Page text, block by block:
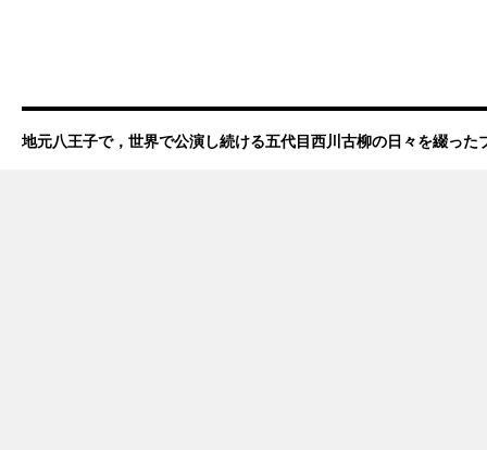
地元八王子で，世界で公演し続ける五代目西川古柳の日々を綴った